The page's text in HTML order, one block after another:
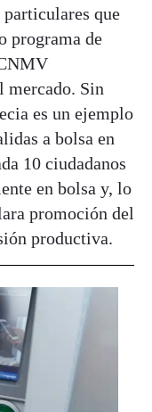
que
programa de
mercado. Sin
es un ejemplo
a bolsa en
10 ciudadanos
en bolsa y, lo
promoción del
productiva.